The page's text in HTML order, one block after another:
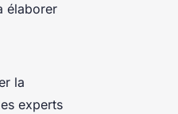
élaborer
la
experts